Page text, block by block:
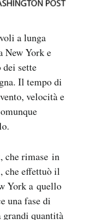
a lunga
New York e
dei sette
Il tempo di
velocità e
che rimase in
che effettuò il
York a quello
una fase di
grandi quantità